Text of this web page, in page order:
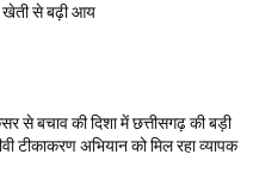
खेती से बढ़ी आय
से बचाव की दिशा में छत्तीसगढ़ की बड़ी
टीकाकरण अभियान को मिल रहा व्यापक